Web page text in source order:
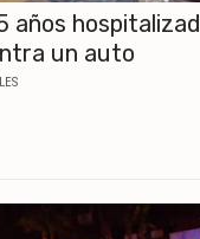
años
un auto